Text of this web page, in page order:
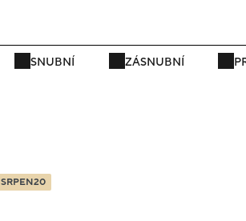
SNUBNÍ ZÁSNUBNÍ
SRPEN20